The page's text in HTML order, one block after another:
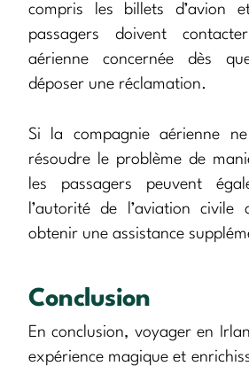
compris les billets d’avion
passagers doivent
aérienne concernée dès
déposer une réclamation.
Si la compagnie aérienne
résoudre le problème de
les passagers peuvent
l’autorité de l’aviation civile
obtenir une assistance
Conclusion
En conclusion, voyager en
expérience magique et